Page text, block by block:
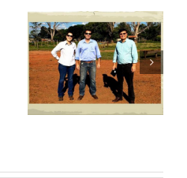
Visitas no Fazendão